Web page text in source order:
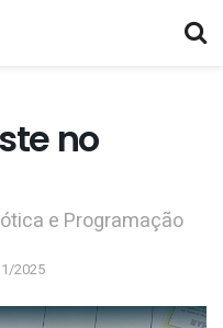
no
e Programação
2025